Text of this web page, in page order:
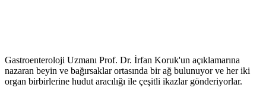
Gastroenteroloji Uzmanı Prof. Dr. İrfan Koruk'un açıklamarına
nazaran beyin ve bağırsaklar ortasında bir ağ bulunuyor ve her iki
organ birbirlerine hudut aracılığı ile çeşitli ikazlar gönderiyorlar.